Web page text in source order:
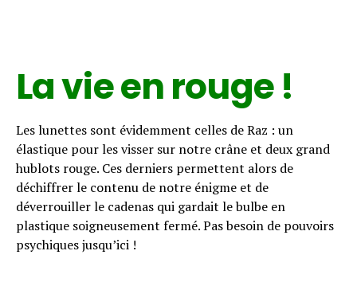
La vie en rouge !
Les lunettes sont évidemment celles de Raz : un
élastique pour les visser sur notre crâne et deux grand
hublots rouge. Ces derniers permettent alors de
déchiffrer le contenu de notre énigme et de
déverrouiller le cadenas qui gardait le bulbe en
plastique soigneusement fermé. Pas besoin de pouvoirs
psychiques jusqu’ici !